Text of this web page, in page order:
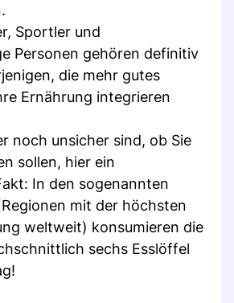
Sportler und
Personen gehören definitiv
die mehr gutes
Ernährung integrieren
noch unsicher sind, ob Sie
sollen, hier ein
In den sogenannten
mit der höchsten
weltweit) konsumieren die
sechs Esslöffel